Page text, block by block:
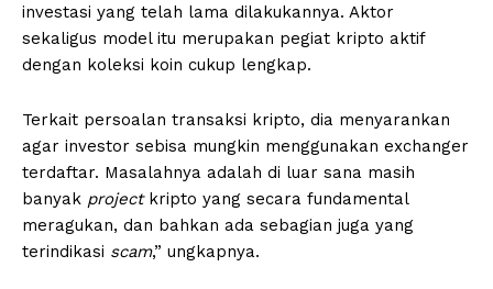
investasi yang telah lama dilakukannya. Aktor
sekaligus model itu merupakan pegiat kripto aktif
dengan koleksi koin cukup lengkap.
Terkait persoalan transaksi kripto, dia menyarankan
agar investor sebisa mungkin menggunakan exchanger
terdaftar. Masalahnya adalah di luar sana masih
banyak projectkripto yang secara fundamental
meragukan, dan bahkan ada sebagian juga yang
terindikasi scam,” ungkapnya.